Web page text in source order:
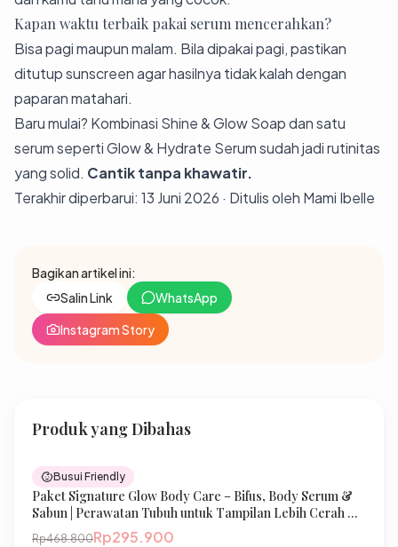
Kapan waktu terbaik pakai serum mencerahkan?
Bisa pagi maupun malam. Bila dipakai pagi, pastikan
ditutup sunscreen agar hasilnya tidak kalah dengan
paparan matahari.
Baru mulai? Kombinasi Shine & Glow Soapdan satu
serum sepertiGlow & Hydrate Serumsudah jadi rutinitas
yang solid. Cantik tanpa khawatir.
Terakhir diperbarui: 13 Juni 2026 · Ditulis oleh Mami Ibelle
Bagikan artikel ini:
Salin Link
WhatsApp
Instagram Story
Produk yang Dibahas
New
Busui Friendly
Paket Signature Glow Body Care – Bifus, Body Serum &
Sabun | Perawatan Tubuh untuk Tampilan Lebih Cerah &
Sehat, Kulit Terasa Bersih & Terawat | IBELLE SKIN
Rp468.800Rp295.900